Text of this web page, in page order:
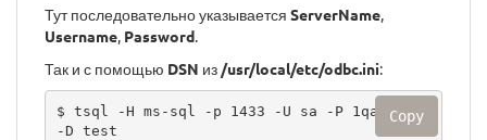
Тут последовательно указывается ServerName,
Username, Password.
Так и с помощью DSN из /usr/local/etc/odbc.ini:
$ tsql -H ms-sql -p 1433 -U sa -P 1qaz@WSX
-D test
Copy